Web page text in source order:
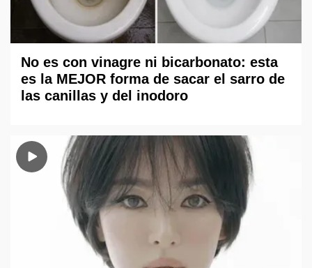
No es con vinagre ni bicarbonato: esta
es la MEJOR forma de sacar el sarro de
las canillas y del inodoro